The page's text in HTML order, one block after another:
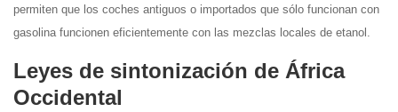
permiten que los coches antiguos o importados que sólo funcionan con
gasolina funcionen eficientemente con las mezclas locales de etanol.
Leyes de sintonización de África
Occidental